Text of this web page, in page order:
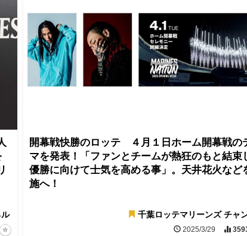
開幕戦快勝のロッテ ４月１日ホーム開幕戦の
マを発表！「ファンとチームが熱狂のもと結束
優勝に向けて士気を高める事」。天井花火など
施へ！
千葉ロッテマリーンズ チャ
2025/3/29